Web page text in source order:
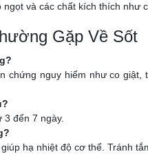
và các chất kích thích như
Gặp Về Sốt
chứng nguy hiểm như co
đến 7 ngày.
hạ nhiệt độ cơ thể. Tránh